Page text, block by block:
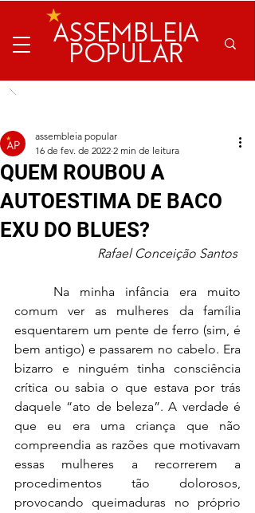
ASSEMBLEIA
POPULAR
QUEM ROUBOU A
AUTOESTIMA DE BACO
EXU DO BLUES?
assembleia popular
16 de fev. de 2022 2 min de leitura
Rafael Conceição Santos
comum ver as mulheres da família
esquentarem um pente de ferro (sim, é
bem antigo) e passarem no cabelo. Era
bizarro e ninguém tinha consciência
crítica ou sabia o que estava por trás
daquele “ato de beleza”. A verdade é
que eu era uma criança que não
compreendia as razões que motivavam
essas mulheres a recorrerem a
procedimentos tão dolorosos,
provocando queimaduras no próprio